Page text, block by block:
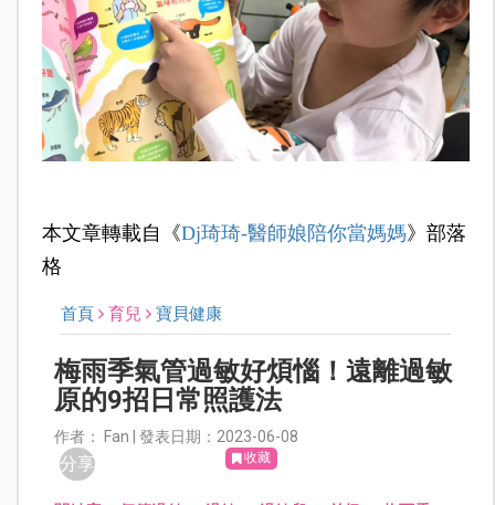
本文章轉載自《Dj琦琦-醫師娘陪你當媽媽》部落
格
首頁 育兒 寶貝健康
梅雨季氣管過敏好煩惱！遠離過敏
原的9招日常照護法
作者： Fan | 發表日期：2023-06-08
分享 收藏